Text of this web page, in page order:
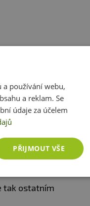
tak ostatním
a používání webu,
a reklam. Se
údaje za účelem
PŘIJMOUT VŠE